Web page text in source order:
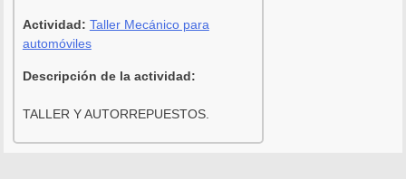
Actividad: Taller Mecánico para
automóviles
Descripción de la actividad:
TALLER Y AUTORREPUESTOS.